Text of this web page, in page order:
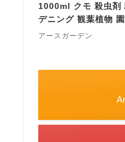
1000ml クモ 殺虫剤
デニング 観葉植物
アースガーデン